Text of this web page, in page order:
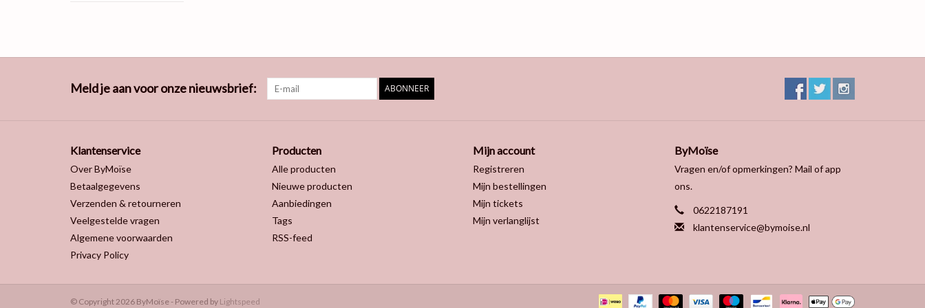
Meld je aan voor onze nieuwsbrief: ABONNEER
Klantenservice
Over ByMoïse
Betaalgegevens
Verzenden & retourneren
Veelgestelde vragen
Algemene voorwaarden
Privacy Policy
Producten
Alle producten
Nieuwe producten
Aanbiedingen
Tags
RSS-feed
Mijn account
Registreren
Mijn bestellingen
Mijn tickets
Mijn verlanglijst
ByMoïse
Vragen en/of opmerkingen? Mail of app
ons.
0622187191
klantenservice@bymoise.nl
© Copyright 2026 ByMoïse - Powered by Lightspeed